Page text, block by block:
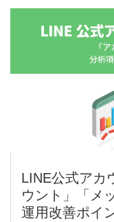
LINE公式アカ
ウント」「メ
運用改善ポイ